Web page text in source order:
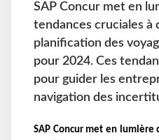
SAP Concur met en
tendances cruciales à
planification des
pour 2024. Ces
pour guider les
navigation des
SAP Concur met en lumière